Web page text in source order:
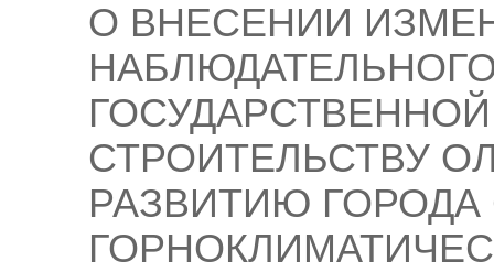
О ВНЕСЕНИИ
СТРОИТЕЛЬСТВУ
РАЗВИТИЮ ГОРОДА